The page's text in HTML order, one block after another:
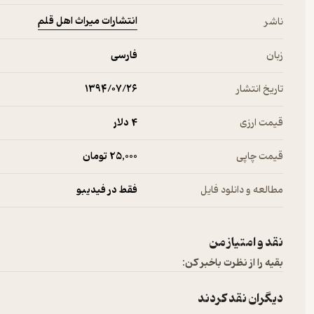
ناشر انتشارات میراث اهل قلم
زبان فارسی
تاریخ انتشار ۱۳۹۴/۰۷/۲۶
قیمت ارزی 4 دلار
قیمت چاپی 25,000 تومان
مطالعه و دانلود فایل فقط در فیدیبو
نقد و امتیاز من
بقیه را از نظرت باخبر کن:
دیگران نقد کردند